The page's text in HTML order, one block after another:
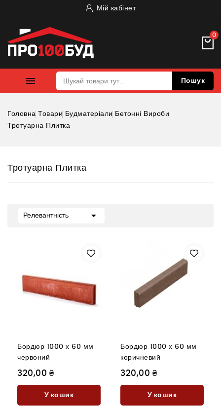
Мій кабінет
0
 Пошук
Головна Товари Будматеріали Бетонні Вироби
Тротуарна Плитка
Тротуарна Плитка
Релевантність 
Бордюр 1000 х 60 мм
червоний
320,00 ₴
У кошик
Бордюр 1000 х 60 мм
коричневий
320,00 ₴
У кошик